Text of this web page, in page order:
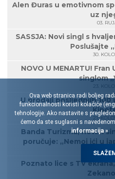
Alen Đuras u emotivnom
uz
03.
SASSJA: Novi singl s
Poslušajte
30.
NOVO U MENARTU!
singlom
23.
U prodaji posljednjih 100
21.
Banda Turizma, novim
poručuje: „Nemoj ići u
07.
Poznato lice s TV
Ova web stranica radi boljeg
funkcionalnosti koristi kolačiće
tehnologije. Ako nastavite s
ćemo da ste suglasni s
informacija »